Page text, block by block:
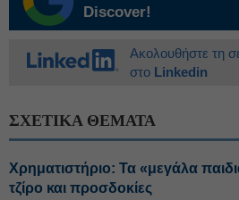
Discover!
Ακολουθήστε τη
στο Linkedin
ΣΧΕΤΙΚΑ ΘΕΜΑΤΑ
Χρηματιστήριο: Τα «μεγάλα
τζίρο και προσδοκίες